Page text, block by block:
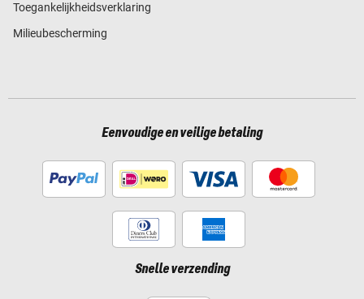
Toegankelijkheidsverklaring
Milieubescherming
Eenvoudige en veilige betaling
Snelle verzending